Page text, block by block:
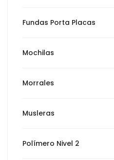
Fundas Porta Placas
Mochilas
Morrales
Musleras
Polímero Nivel 2